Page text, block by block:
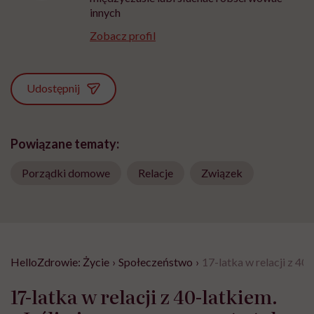
innych
Zobacz profil
Udostępnij
Powiązane tematy:
Porządki domowe Relacje Związek
HelloZdrowie: Życie › Społeczeństwo › 17-latka w relacji z 40-
17-latka w relacji z 40-latkiem.